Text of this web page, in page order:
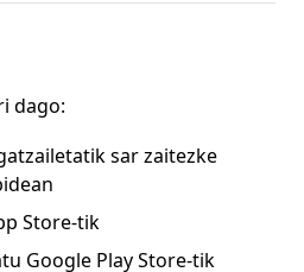
dago:
sar zaitezke
Store-tik
Google Play Store-tik